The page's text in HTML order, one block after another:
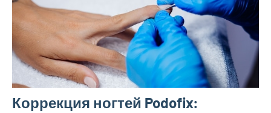
Коррекция ногтей Podofix: